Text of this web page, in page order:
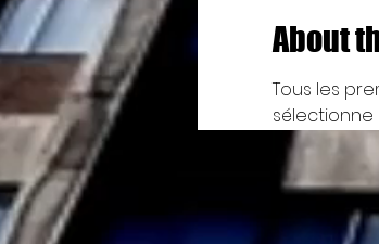
About
Tous les
sélectionne